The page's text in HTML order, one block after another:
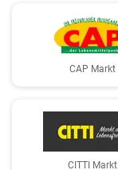
CAP Markt
CITTI Markt